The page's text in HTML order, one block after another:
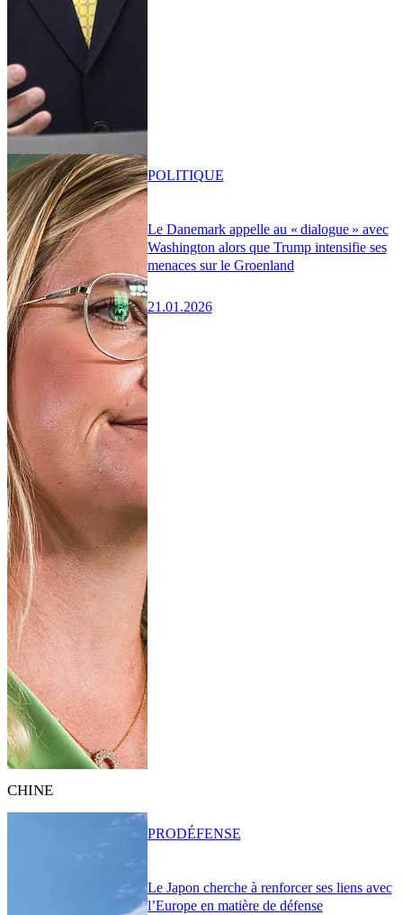
Le Danemark appelle au « dialogue » avec
Washington alors que Trump intensifie ses
menaces sur le Groenland
21.01.2026
POLITIQUE
CHINE
Le Japon cherche à renforcer ses liens avec
l’Europe en matière de défense
PRODÉFENSE